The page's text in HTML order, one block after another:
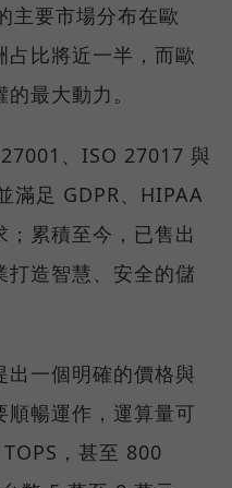
主要市場分布在歐
比將近一半，而歐
最大動力。
、ISO 27017 與
滿足 GDPR、HIPAA
累積至今，已售出
造智慧、安全的儲
出一個明確的價格與
暢運作，運算量可
，甚至 800